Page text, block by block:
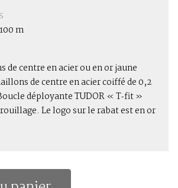
m
de centre en acier ou en or jaune
de centre en acier coiffé de 0,2
déployante TUDOR « T‑fit »
Le logo sur le rabat est en or